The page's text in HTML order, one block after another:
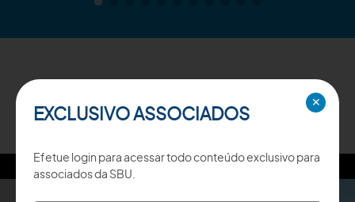
TV SBU ✕
EXCLUSIVO ASSOCIADOS
Efetue login para acessar todo conteúdo exclusivo para
associados da SBU.